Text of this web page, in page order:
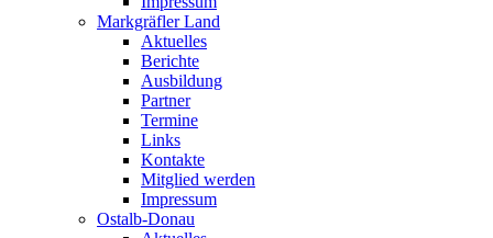
Markgräfler Land
Aktuelles
Berichte
Ausbildung
Partner
Termine
Links
Kontakte
Mitglied werden
Impressum
Ostalb-Donau